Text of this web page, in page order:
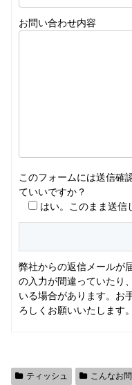
お問い合わせ内容
このフォームには送信確
ていいですか？
はい。このまま送信
弊社からの返信メールが
の入力が間違っていたり
いる場合があります。お
ろしくお願いいたします。
ティッシュ こんなお